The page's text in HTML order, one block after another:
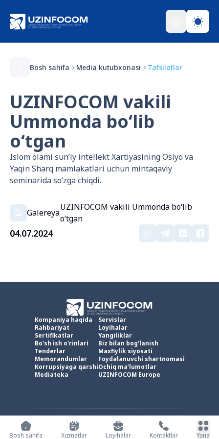
Bosh sahifa Media kutubxonasi Tafsilotlar
UZINFOCOM vakili
Ummonda boʻlib
oʻtgan
Islom olami sunʼiy intellekt Xartiyasining Osiyo va
Yaqin Sharq mamlakatlari uchun mintaqaviy
seminarida soʻzga chiqdi.
Galereya
UZINFOCOM vakili Ummonda boʻlib
oʻtgan
04.07.2024
Kompaniya haqida
Rahbariyat
Sertifikatlar
Bo'sh ish o'rinlari
Tenderlar
Memorandumlar
Korrupsiyaga qarshi
Mediateka
Servislar
Loyihalar
Yangiliklar
Biz bilan bog'lanish
Maxfiylik siyosati
Foydalanuvchi shartnomasi
Ochiq ma’lumotlar
UZINFOCOM Europe
UZINFOCOM © 2002 -
Barcha huquqlar himoyalangan
Bosh sahifa
Xizmatlar Loyihalar Kontaktlar Yana